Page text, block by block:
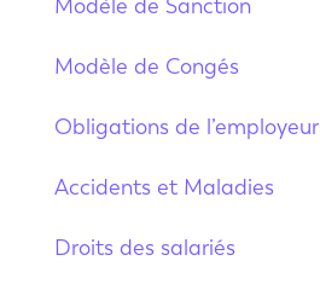
Modèle de Sanction
Modèle de Congés
Obligations de l’employeur
Accidents et Maladies
Droits des salariés